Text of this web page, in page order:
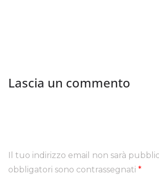
Lascia un commento
Il tuo indirizzo email non sarà
obbligatori sono contrassegnati *